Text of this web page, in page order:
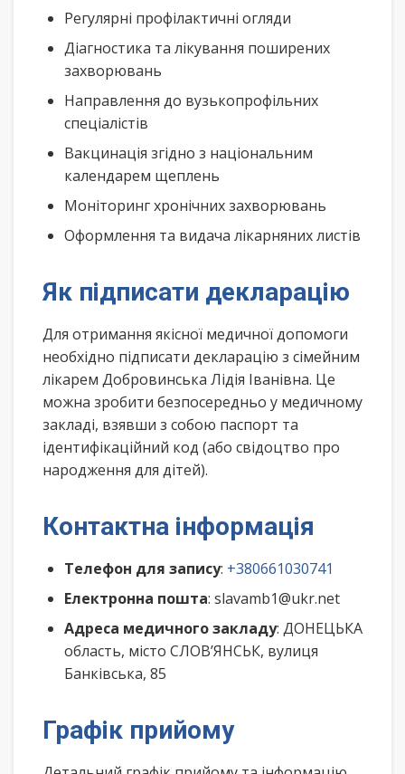
Регулярні профілактичні огляди
Діагностика та лікування поширених
захворювань
Направлення до вузькопрофільних
спеціалістів
Вакцинація згідно з національним
календарем щеплень
Моніторинг хронічних захворювань
Оформлення та видача лікарняних листів
Як підписати декларацію
Для отримання якісної медичної допомоги
необхідно підписати декларацію з сімейним
лікарем Добровинська Лідія Іванівна. Це
можна зробити безпосередньо у медичному
закладі, взявши з собою паспорт та
ідентифікаційний код (або свідоцтво про
народження для дітей).
Контактна інформація
Телефон для запису: +380661030741
Електронна пошта: slavamb1@ukr.net
Адреса медичного закладу: ДОНЕЦЬКА
область, місто СЛОВ’ЯНСЬК, вулиця
Банківська, 85
Графік прийому